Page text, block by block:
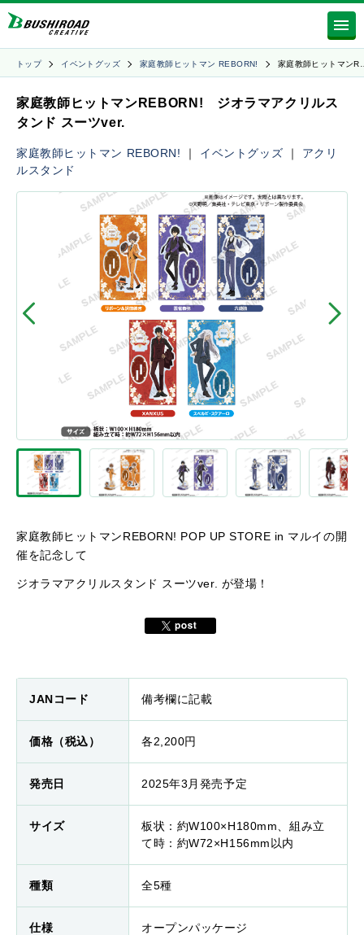
トップ イベントグッズ 家庭教師ヒットマン REBORN! 家庭教師ヒットマン
家庭教師ヒットマンREBORN! ジオラマアクリルス
タンド スーツver.
家庭教師ヒットマン REBORN! ｜ イベントグッズ ｜ アクリ
ルスタンド
家庭教師ヒットマンREBORN! POP UP STORE in マルイの開
催を記念して
ジオラマアクリルスタンド スーツver. が登場！
JANコード 備考欄に記載
価格（税込） 各2,200円
発売日 2025年3月発売予定
サイズ
板状：約W100×H180mm、組み立
て時：約W72×H156mm以内
種類 全5種
仕様 オープンパッケージ